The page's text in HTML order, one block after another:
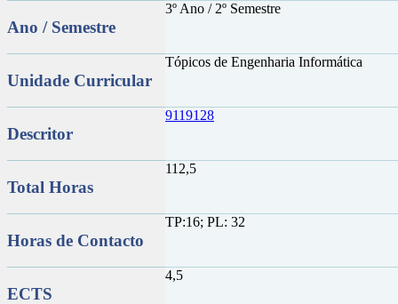
Ano / Semestre
3º Ano / 2º Semestre
Unidade Curricular
Tópicos de Engenharia Informática
Descritor
9119128
Total Horas
112,5
Horas de Contacto
TP:16; PL: 32
ECTS
4,5